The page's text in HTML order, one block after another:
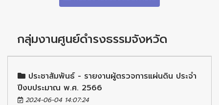
กลุ่มงานศูนย์ดำรงธรรมจังหวัด
ประชาสัมพันธ์ - รายงานผู้ตรวจการแผ่นดิน ประจำ
ปีงบประมาณ พ.ศ. 2566
2024-06-04 14:07:24